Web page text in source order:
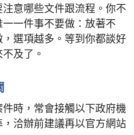
意哪些文件跟流程。你不
一件事不要做：放著不
選項越多。等到你都談好
及了。
時，常會接觸以下政府機
洽辦前建議再以官方網站